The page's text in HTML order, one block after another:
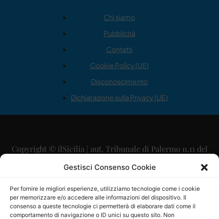
Gestisci Consenso Cookie
Per fornire le migliori esperienze, utilizziamo tecnologie come i cookie
per memorizzare e/o accedere alle informazioni del dispositivo. Il
consenso a queste tecnologie ci permetterà di elaborare dati come il
comportamento di navigazione o ID unici su questo sito. Non
Chi siamo
Pubblicità
Contatti
Cookie Policy (UE)
Disconoscimento
Dichiarazione sulla Privacy (UE)
Copyright © ilSicilia | aut. Tribunale di Palermo n.11 del
29/09/2015
Direttore Editoriale: Maurizio Scaglione